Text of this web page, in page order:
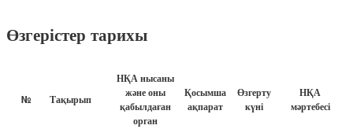
Өзгерістер тарихы
№ Тақырып
НҚА нысаны
және оны
қабылдаған
орган
Қосымша
ақпарат
Өзгерту
күні
НҚА
мәртебесі